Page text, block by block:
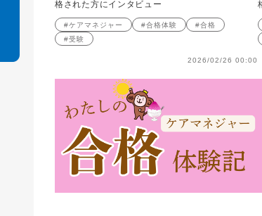
格された方にインタビュー
#ケアマネジャー #合格体験
#合格
#受験
2026/02/26 00:00